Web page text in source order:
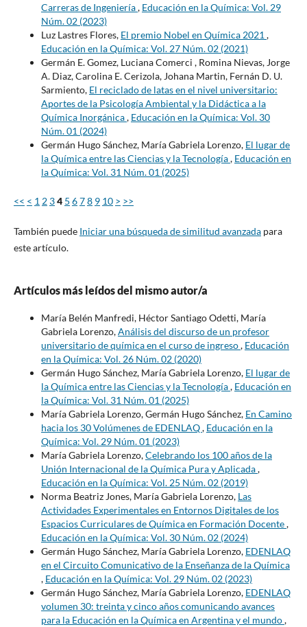
Carreras de Ingeniería, Educación en la Química: Vol. 29
Núm. 02 (2023)
Luz Lastres Flores, El premio Nobel en Química 2021 ,
Educación en la Química: Vol. 27 Núm. 02 (2021)
Germán E. Gomez, Luciana Comerci , Romina Nievas, Jorge
A. Diaz, Carolina E. Cerizola, Johana Martin, Fernán D. U.
Sarmiento, El reciclado de latas en el nivel universitario:
Aportes de la Psicología Ambiental y la Didáctica a la
Química Inorgánica, Educación en la Química: Vol. 30
Núm. 01 (2024)
Germán Hugo Sánchez, María Gabriela Lorenzo, El lugar de
la Química entre las Ciencias y la Tecnología, Educación en
la Química: Vol. 31 Núm. 01 (2025)
<< < 1 2 34 5 678 9 10 > >>
También puede Iniciar una búsqueda de similitud avanzadapara
este artículo.
Artículos más leídos del mismo autor/a
María Belén Manfredi, Héctor Santiago Odetti, María
Gabriela Lorenzo,Análisis del discurso de un profesor
universitario de química en el curso de ingreso, Educación
en la Química: Vol. 26 Núm. 02 (2020)
Germán Hugo Sánchez, María Gabriela Lorenzo, El lugar de
la Química entre las Ciencias y la Tecnología, Educación en
la Química: Vol. 31 Núm. 01 (2025)
María Gabriela Lorenzo, Germán Hugo Sánchez, En Camino
hacia los 30 Volúmenes de EDENLAQ, Educación en la
Química: Vol. 29 Núm. 01 (2023)
María Gabriela Lorenzo,Celebrando los 100 años de la
Unión Internacional de la Química Pura y Aplicada,
Educación en la Química: Vol. 25 Núm. 02 (2019)
Norma Beatriz Jones, María Gabriela Lorenzo, Las
Actividades Experimentales en Entornos Digitales de los
Espacios Curriculares de Química en Formación Docente,
Educación en la Química: Vol. 30 Núm. 02 (2024)
Germán Hugo Sánchez, María Gabriela Lorenzo, EDENLAQ
en el Circuito Comunicativo de la Enseñanza de la Química
, Educación en la Química: Vol. 29 Núm. 02 (2023)
Germán Hugo Sánchez, María Gabriela Lorenzo, EDENLAQ
volumen 30: treinta y cinco años comunicando avances
para la Educación en la Química en Argentina y el mundo,